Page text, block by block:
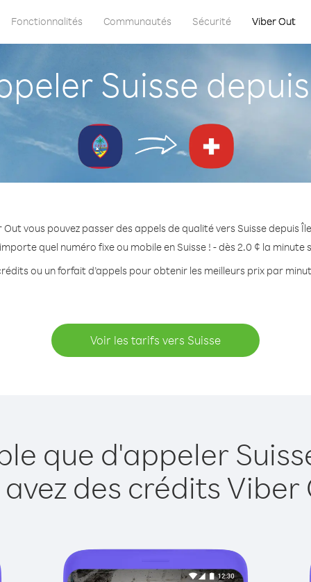
Fonctionnalités Communautés Sécurité Viber Out
Suisse
Out vous pouvez passer des appels de qualité vers Suisse depuis
quel numéro fixe ou mobile en Suisse ! - dès 2.0 ¢ la minute
ou un forfait d’appels pour obtenir les meilleurs prix par
Voir les tarifs vers Suisse
que d'appeler
des crédits Viber